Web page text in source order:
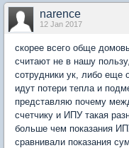
narence
12 Jan 2017
скорее всего обще
считают не в нашу
сотрудники ук, либо еще
идут потери тепла и
представляю почему
счетчику и ИПУ такая
больше чем показания
сравнивали показания